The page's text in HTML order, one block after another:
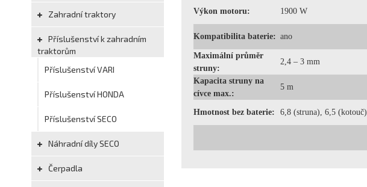
Zahradní traktory
Příslušenství k zahradním
traktorům
Příslušenství VARI
Příslušenství HONDA
Příslušenství SECO
Náhradní díly SECO
Čerpadla
Výkon motoru: 1900 W
Kompatibilita baterie: ano
Maximální průměr
struny:
2,4 – 3 mm
Kapacita struny na
cívce max.:
5 m
Hmotnost bez baterie: 6,8 (struna), 6,5 (kotouč)